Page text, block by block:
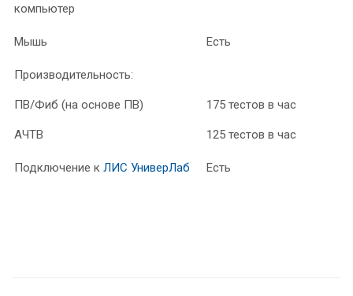
компьютер
Мышь Есть
Производительность:
ПВ/Фиб (на основе ПВ)
АЧТВ
175 тестов в час
125 тестов в час
Подключение к ЛИС УниверЛаб Есть